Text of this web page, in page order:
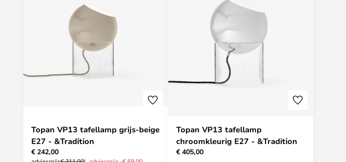
Topan VP13 tafellamp grijs-beige
E27 - &Tradition
€ 242,00
Topan VP13 tafellamp
chroomkleurig E27 - &Tradition
€ 405,00